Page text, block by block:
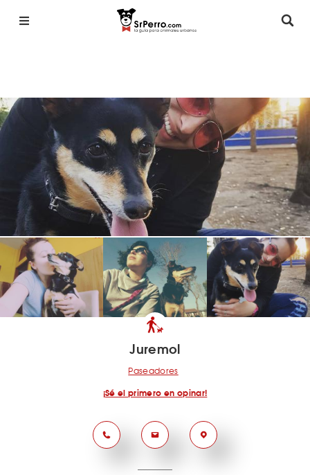
Juremol
Paseadores
¡Sé el primero en opinar!